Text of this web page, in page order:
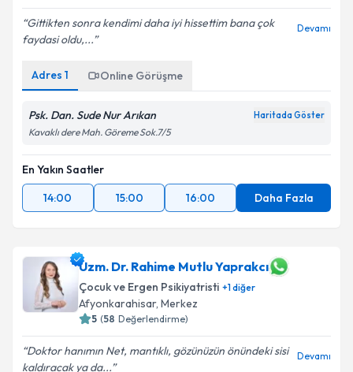
Gittikten sonra kendimi daha iyi hissettim bana çok
faydasi oldu,...
Devamı
Adres 1 Online Görüşme
Psk. Dan. Sude Nur Arıkan Haritada Göster
Kavaklı dere Mah. Göreme Sok.7/5
En Yakın Saatler
14:00
15:00 16:00 Daha Fazla
Uzm. Dr. Rahime Mutlu Yaprakcı
Çocuk ve Ergen Psikiyatristi +1diğer
Afyonkarahisar, Merkez
5 (58 Değerlendirme)
Doktor hanımın Net, mantıklı, gözünüzün önündeki sisi
kaldıracak ya da...
Devamı